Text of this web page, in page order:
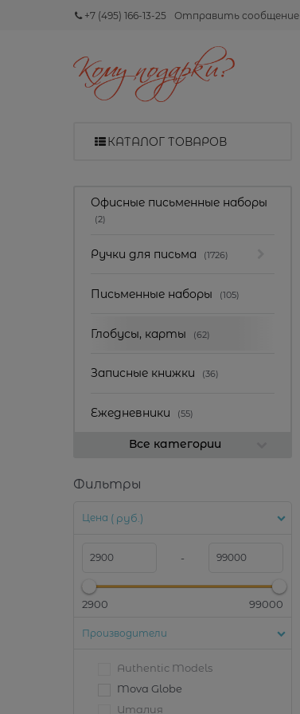
+7 (495) 166-13-25 Отправить сообщение
КАТАЛОГ ТОВАРОВ
Офисные письменные наборы
(2)
Ручки для письма (1726)
Письменные наборы (105)
Глобусы, карты (62)
Записные книжки (36)
Ежедневники (55)
Все категории
Фильтры
Цена ( руб.)
-
2900 99000
Производители
Authentic Models
Mova Globe
Италия